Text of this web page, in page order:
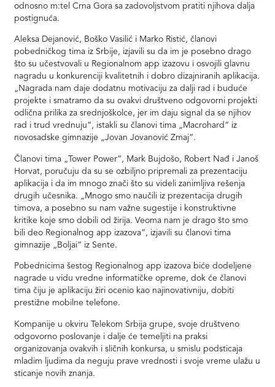
odnosno m:tel Crna Gora sa zadovoljstvom pratiti njihova dalja
postignuća.
Aleksa Dejanović, Boško Vasilić i Marko Ristić, članovi
pobedničkog tima iz Srbije, izjavili su da im je posebno drago
što su učestvovali u Regionalnom app izazovu i osvojili glavnu
nagradu u konkurenciji kvalitetnih i dobro dizajniranih aplikacija.
„Nagrada nam daje dodatnu motivaciju za dalji rad i buduće
projekte i smatramo da su ovakvi društveno odgovorni projekti
odlična prilika za srednjoškolce, jer im daju signal da se njihov
rad i trud vrednuju“, istakli su članovi tima „Macrohard“ iz
novosadske gimnazije „Jovan Jovanović Zmaj“.
Članovi tima „Tower Power“, Mark Bujdošo, Robert Nađ i Janoš
Horvat, poručuju da su se ozbiljno pripremali za prezentaciju
aplikacija i da im mnogo znači što su videli zanimljiva rešenja
drugih učesnika. „Mnogo smo naučili iz prezentacija drugih
timova, a posebno su nam važne sugestije i konstruktivne
kritike koje smo dobili od žirija. Veoma nam je drago što smo
bili deo Regionalnog app izazova“, izjavili su članovi tima
gimnazije „Boljai“ iz Sente.
Pobednicima šestog Regionalnog app izazova biće dodeljene
nagrade u vidu vredne informatičke opreme, dok će članovi
tima čiju je aplikaciju žiri ocenio kao najinovativniju, dobiti
prestižne mobilne telefone.
Kompanije u okviru Telekom Srbija grupe, svoje društveno
odgovorno poslovanje i dalje će temeljiti na praksi
organizovanja ovakvih i sličnih konkursa, u smislu podsticaja
mladim ljudima da neguju prave vrednosti i svoje vreme ulažu u
sticanje novih znanja.